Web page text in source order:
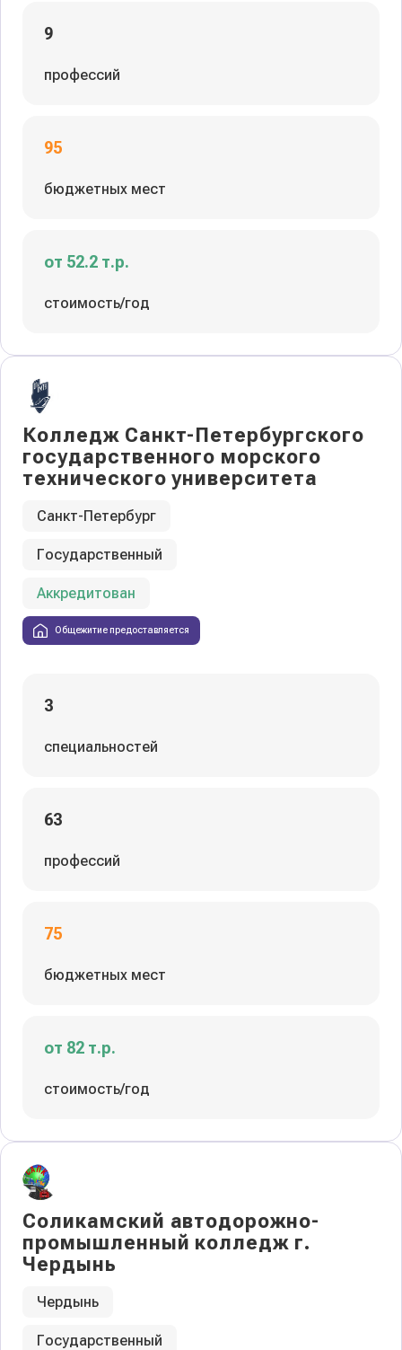
9
профессий
95
бюджетных мест
от 52.2 т.р.
стоимость/год
Колледж Санкт-Петербургского
государственного морского
технического университета
Санкт-Петербург
Государственный
Аккредитован
Общежитие предоставляется
3
специальностей
63
профессий
75
бюджетных мест
от 82 т.р.
стоимость/год
Соликамский автодорожно-
промышленный колледж г.
Чердынь
Чердынь
Государственный